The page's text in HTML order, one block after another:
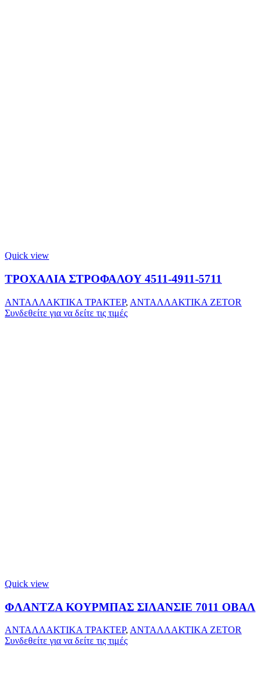
Quick view
ΤΡΟΧΑΛΙΑ ΣΤΡΟΦΑΛΟΥ 4511-4911-5711
ΑΝΤΑΛΛΑΚΤΙΚΑ ΤΡΑΚΤΕΡ, ΑΝΤΑΛΛΑΚΤΙΚΑ ZETOR
Συνδεθείτε για να δείτε τις τιμές
Quick view
ΦΛΑΝΤΖΑ ΚΟΥΡΜΠΑΣ ΣΙΛΑΝΣΙΕ 7011 ΟΒΑΛ
ΑΝΤΑΛΛΑΚΤΙΚΑ ΤΡΑΚΤΕΡ, ΑΝΤΑΛΛΑΚΤΙΚΑ ZETOR
Συνδεθείτε για να δείτε τις τιμές